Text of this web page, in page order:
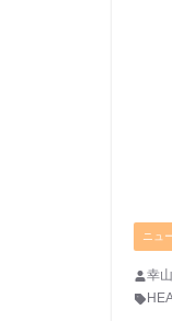
ニュ
幸